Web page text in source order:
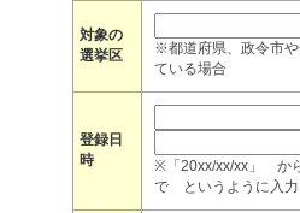
対象の
選挙区
※都道府県、政令市
ている場合
登録日
時
※「20xx/xx/xx」 か
で というように入力